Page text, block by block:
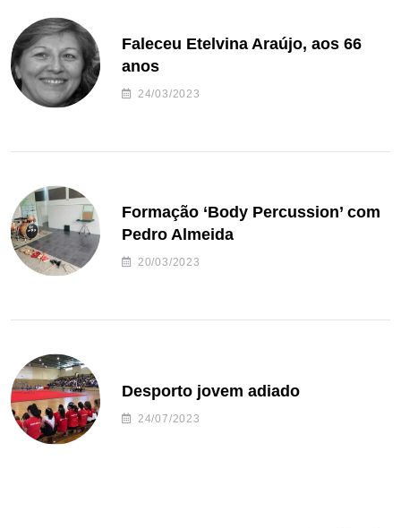
Faleceu Etelvina Araújo, aos 66
anos
24/03/2023
Formação ‘Body Percussion’ com
Pedro Almeida
20/03/2023
Desporto jovem adiado
24/07/2023